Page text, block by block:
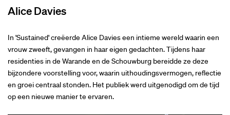
Alice Davies
In 'Sustained' creëerde Alice Davies een intieme wereld waarin een
vrouw zweeft, gevangen in haar eigen gedachten. Tijdens haar
residenties in de Warande en de Schouwburg bereidde ze deze
bijzondere voorstelling voor, waarin uithoudingsvermogen, reflectie
en groei centraal stonden. Het publiek werd uitgenodigd om de tijd
op een nieuwe manier te ervaren.